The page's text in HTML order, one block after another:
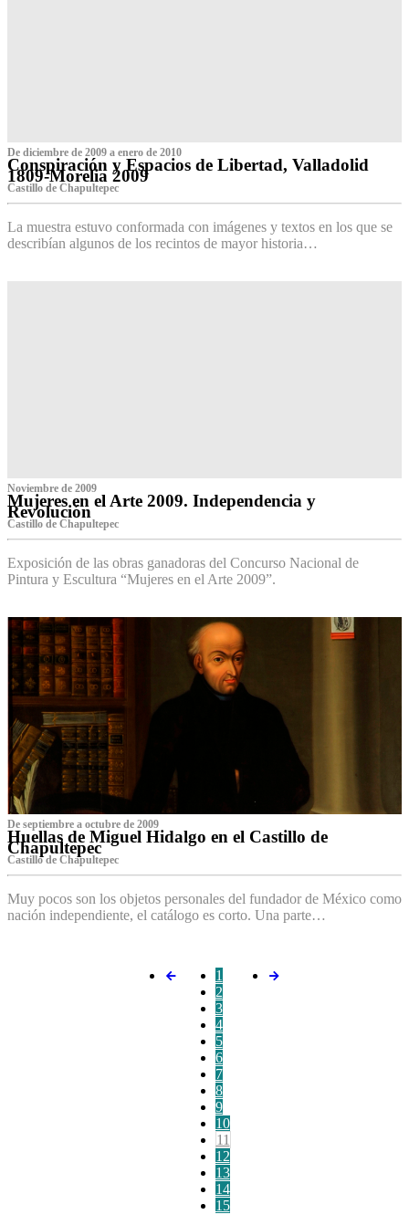
De diciembre de 2009 a enero de 2010
Conspiración y Espacios de Libertad, Valladolid
1809-Morelia 2009
Castillo de Chapultepec
La muestra estuvo conformada con imágenes y textos en los que se
describían algunos de los recintos de mayor historia…
Noviembre de 2009
Mujeres en el Arte 2009. Independencia y
Revolución
Castillo de Chapultepec
Exposición de las obras ganadoras del Concurso Nacional de
Pintura y Escultura “Mujeres en el Arte 2009”.
De septiembre a octubre de 2009
Huellas de Miguel Hidalgo en el Castillo de
Chapultepec
Castillo de Chapultepec
Muy pocos son los objetos personales del fundador de México como
nación independiente, el catálogo es corto. Una parte…
1
2
3
4
5
6
7
8
9
10
11
12
13
14
15